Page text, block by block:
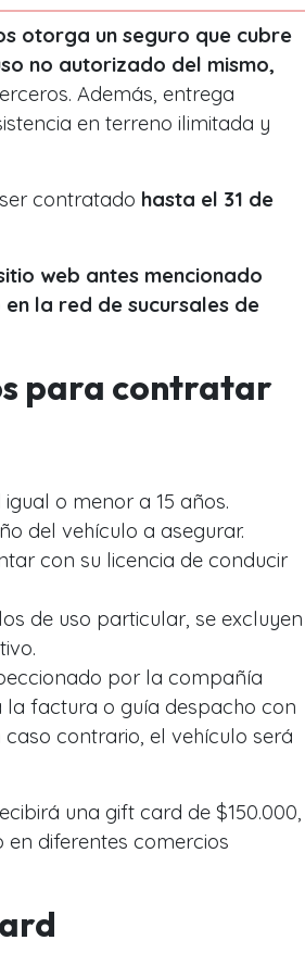
otorga un seguro que cubre
no autorizado del mismo,
Además, entrega
en terreno ilimitada y
contratado hasta el 31 de
web antes mencionado
la red de sucursales de
para contratar
o menor a 15 años.
del vehículo a asegurar.
con su licencia de conducir
de uso particular, se excluyen
por la compañía
la factura o guía despacho con
caso contrario, el vehículo será
una gift card de $150.000,
diferentes comercios